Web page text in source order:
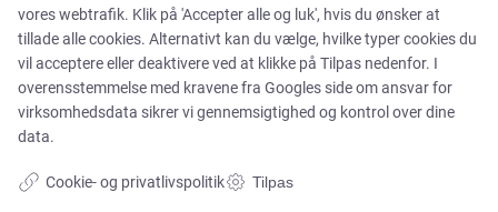
Services
MARKEDER
vores webtrafik. Klik på 'Accepter alle og luk', hvis du ønsker at
tillade alle cookies. Alternativt kan du vælge, hvilke typer cookies du
vil acceptere eller deaktivere ved at klikke på Tilpas nedenfor. I
overensstemmelse med kravene fra Googles side om ansvar for
virksomhedsdata sikrer vi gennemsigtighed og kontrol over dine
data.
Cookie- og privatlivspolitik Tilpas